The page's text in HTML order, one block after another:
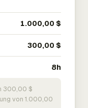
1.000,00 $
300,00 $
8h
300,00 $
von 1.000,00